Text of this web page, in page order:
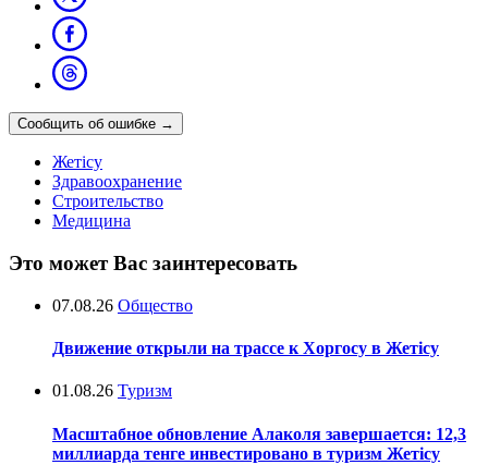
Сообщить об ошибке →
Жетісу
Здравоохранение
Строительство
Медицина
Это может Вас заинтересовать
07.08.26 Общество
Движение открыли на трассе к Хоргосу в Жетісу
01.08.26 Туризм
Масштабное обновление Алаколя завершается: 12,3
миллиарда тенге инвестировано в туризм Жетісу